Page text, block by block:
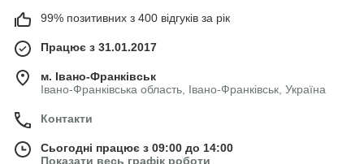
99% позитивних з 400 відгуків за рік
Працює з 31.01.2017
м. Івано-Франківськ
Івано-Франківська область, Івано-Франківськ, Україна
Контакти
Сьогодні працює з 09:00 до 14:00
Показати весь графік роботи